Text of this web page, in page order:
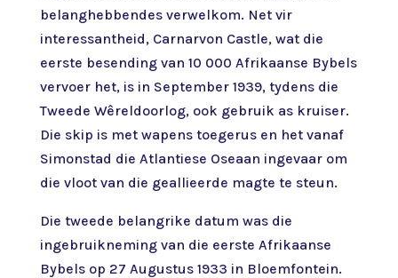
belanghebbendes verwelkom. Net vir
interessantheid, Carnarvon Castle, wat die
eerste besending van 10 000 Afrikaanse Bybels
vervoer het, is in September 1939, tydens die
Tweede Wêreldoorlog, ook gebruik as kruiser.
Die skip is met wapens toegerus en het vanaf
Simonstad die Atlantiese Oseaan ingevaar om
die vloot van die geallieerde magte te steun.
Die tweede belangrike datum was die
ingebruikneming van die eerste Afrikaanse
Bybels op 27 Augustus 1933 in Bloemfontein.